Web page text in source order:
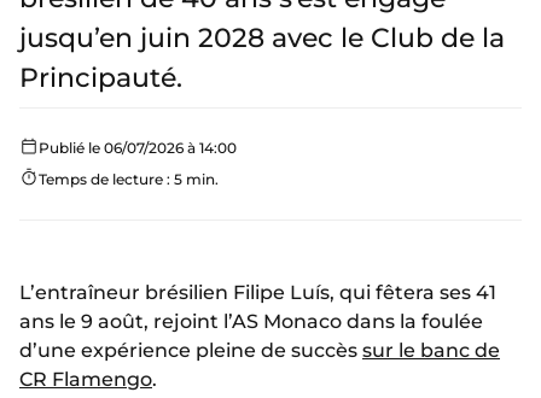
jusqu’en juin 2028 avec le Club de la
Principauté.
Publié le 06/07/2026 à 14:00
Temps de lecture : 5 min.
L’entraîneur brésilien Filipe Luís, qui fêtera ses 41
ans le 9 août, rejoint l’AS Monaco dans la foulée
d’une expérience pleine de succès sur le banc de
CR Flamengo.